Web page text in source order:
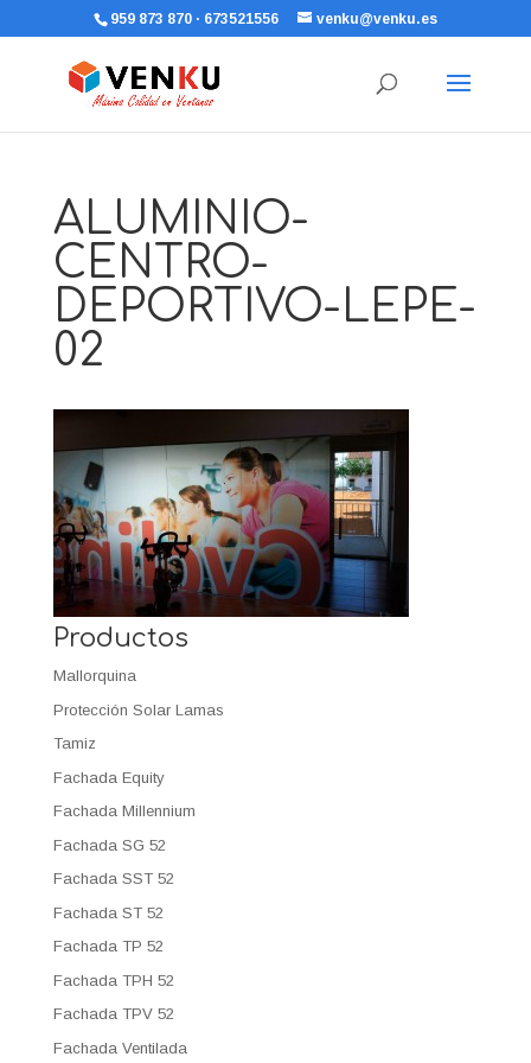
959 873 870 · 673521556 venku@venku.es
ALUMINIO-
CENTRO-
DEPORTIVO-LEPE-
02
Productos
Mallorquina
Protección Solar Lamas
Tamiz
Fachada Equity
Fachada Millennium
Fachada SG 52
Fachada SST 52
Fachada ST 52
Fachada TP 52
Fachada TPH 52
Fachada TPV 52
Fachada Ventilada